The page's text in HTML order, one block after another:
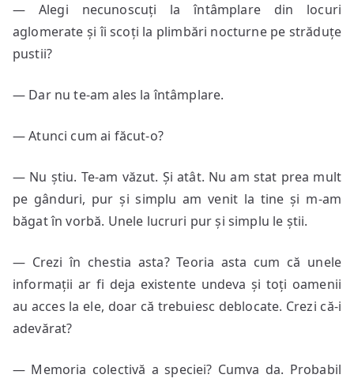
— Alegi necunoscuți la întâmplare din locuri
aglomerate și îi scoți la plimbări nocturne pe străduțe
pustii?
— Dar nu te-am ales la întâmplare.
— Atunci cum ai făcut-o?
— Nu știu. Te-am văzut. Și atât. Nu am stat prea mult
pe gânduri, pur și simplu am venit la tine și m-am
băgat în vorbă. Unele lucruri pur și simplu le știi.
— Crezi în chestia asta? Teoria asta cum că unele
informații ar fi deja existente undeva și toți oamenii
au acces la ele, doar că trebuiesc deblocate. Crezi că-i
adevărat?
— Memoria colectivă a speciei? Cumva da. Probabil